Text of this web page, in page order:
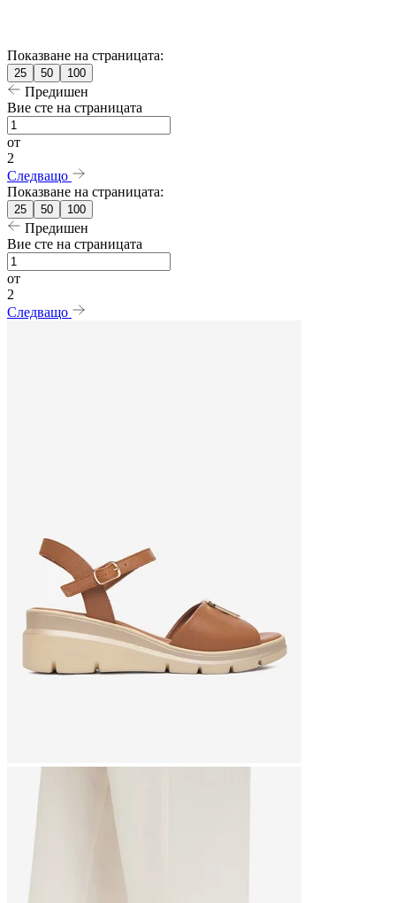
Показване на страницата:
25 50 100
Предишен
Вие сте на страницата
от
2
Следващо
Показване на страницата:
25 50 100
Предишен
Вие сте на страницата
от
2
Следващо